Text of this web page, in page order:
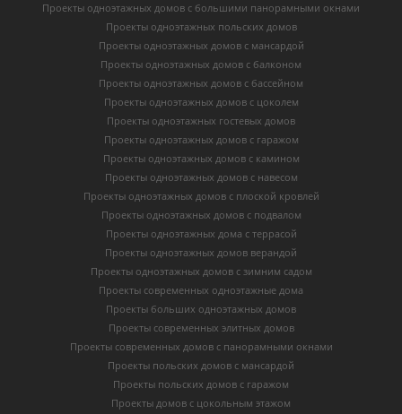
Проекты одноэтажных домов с большими панорамными окнами
Проекты одноэтажных польских домов
Проекты одноэтажных домов с мансардой
Проекты одноэтажных домов с балконом
Проекты одноэтажных домов с бассейном
Проекты одноэтажных домов с цоколем
Проекты одноэтажных гостевых домов
Проекты одноэтажных домов с гаражом
Проекты одноэтажных домов с камином
Проекты одноэтажных домов с навесом
Проекты одноэтажных домов с плоской кровлей
Проекты одноэтажных домов с подвалом
Проекты одноэтажных дома с террасой
Проекты одноэтажных домов верандой
Проекты одноэтажных домов с зимним садом
Проекты современных одноэтажные дома
Проекты больших одноэтажных домов
Проекты современных элитных домов
Проекты современных домов с панорамными окнами
Проекты польских домов с мансардой
Проекты польских домов с гаражом
Проекты домов с цокольным этажом